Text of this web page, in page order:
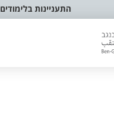
התעניינות בלימודים